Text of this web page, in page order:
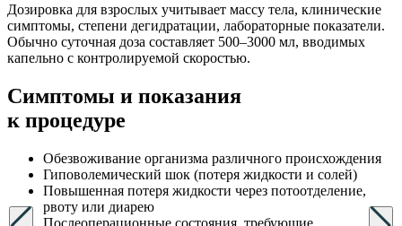
Дозировка для взрослых учитывает массу тела, клинические
симптомы, степени дегидратации, лабораторные показатели.
Обычно суточная доза составляет 500–3000 мл, вводимых
капельно с контролируемой скоростью.
Симптомы и показания
к процедуре
Обезвоживание организма различного происхождения
Гиповолемический шок (потеря жидкости и солей)
Повышенная потеря жидкости через потоотделение,
рвоту или диарею
Послеоперационные состояния, требующие